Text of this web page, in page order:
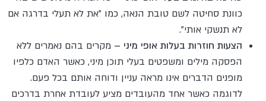
כוונת סחיטה לשם טובת הנאה, כמו "את לא תעלי בדרגה אם
לא תנשקי אותי".
הצעות חוזרות בעלות אופי מיני – מקרים בהם נאמרים ללא
הפסקה מילים ומשפטים בעלי תוכן מיני, כאשר האדם כלפיו
מופנים הדברים אינו מראה עניין ודוחה אותם בכל פעם.
לדוגמה כאשר אחד מהעובדים מציע לעובדת אחרת בדרכים